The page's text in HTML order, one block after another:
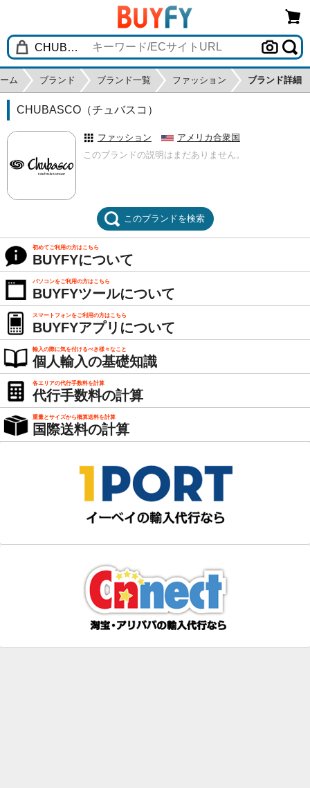
ム ブランド ブランド一覧 ファッション ブランド詳細
CHUBASCO（チュバスコ）
ファッション
アメリカ合衆国
このブランドの説明はまだありません。
このブランドを検索
初めてご利用の方はこちら
BUYFYについて
パソコンをご利用の方はこちら
BUYFYツールについて
スマートフォンをご利用の方はこちら
BUYFYアプリについて
輸入の際に気を付けるべき様々なこと
個人輸入の基礎知識
各エリアの代行手数料を計算
代行手数料の計算
重量とサイズから概算送料を計算
国際送料の計算